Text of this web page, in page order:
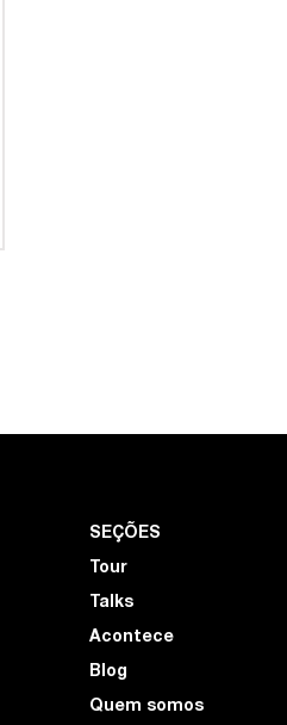
SEÇÕES
Tour
Talks
Acontece
Blog
Quem somos